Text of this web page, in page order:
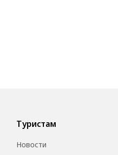
Туристам
Новости